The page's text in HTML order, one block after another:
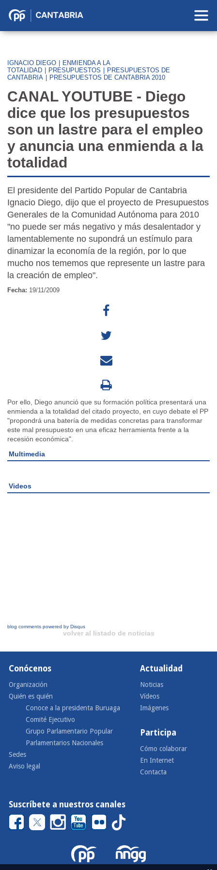
Partido
Cantabria
IGNACIO DIEGO
ENMIENDA A LA
TOTALIDAD
PRESUPUESTOS
PRESUPUESTOS DE
CANTABRIA
PRESUPUESTOS DE CANTABRIA 2010
CANAL YOUTUBE - Diego
dice que los presupuestos
son un lastre para el empleo
y anuncia una enmienda a la
totalidad
El presidente del Partido Popular de Cantabria
Ignacio Diego, dijo que el proyecto de Presupuestos
Generales de la Comunidad Autónoma para 2010
"no puede ser más negativo y más desalentador y
lamentablemente no supondrá un estímulo para
dinamizar la economía de la región, por lo que
mucho nos tememos que represente un lastre para
la creación de empleo".
Fecha: 19/11/2009
Por ello, Diego anunció que su formación política presentará una
enmienda a la totalidad del citado proyecto, en cuyo debate el PP
"propondrá una batería de medidas concretas para transformar
este mal presupuesto en una eficaz herramienta frente a la
recesión económica".
Multimedia
Videos
blog comments powered by Disqus
volver al listado de noticias
Conócenos
Organización
Quién es quién
Conoce a la presidenta Buruaga
Comité Ejecutivo
Grupo Parlamentario Popular
Parlamentarios Nacionales
Sedes
Aviso legal
Actualidad
Noticias
Vídeos
Imágenes
Participa
Cómo colaborar
En Internet
Contacta
Suscríbete a nuestros canales